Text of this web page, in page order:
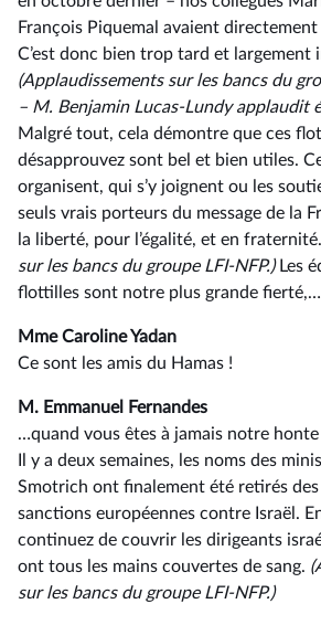
François Piquemal avaient
C’est donc bien trop tard et largement
(Applaudissements sur les bancs du
–⁠ M. Benjamin Lucas-Lundy applaudit
Malgré tout, cela démontre que ces
désapprouvez sont bel et bien utiles.
organisent, qui s’y joignent ou les
seuls vrais porteurs du message de la
la liberté, pour l’égalité, et en fraternité.
sur les bancs du groupe LFI-NFP.)Les
flottilles sont notre plus grande fierté,…
Mme Caroline Yadan
Ce sont les amis du Hamas !
M. Emmanuel Fernandes
…quand vous êtes à jamais notre honte
Il y a deux semaines, les noms des
Smotrich ont finalement été retirés
sanctions européennes contre Israël.
continuez de couvrir les dirigeants
ont tous les mains couvertes de sang.
sur les bancs du groupe LFI-NFP.)